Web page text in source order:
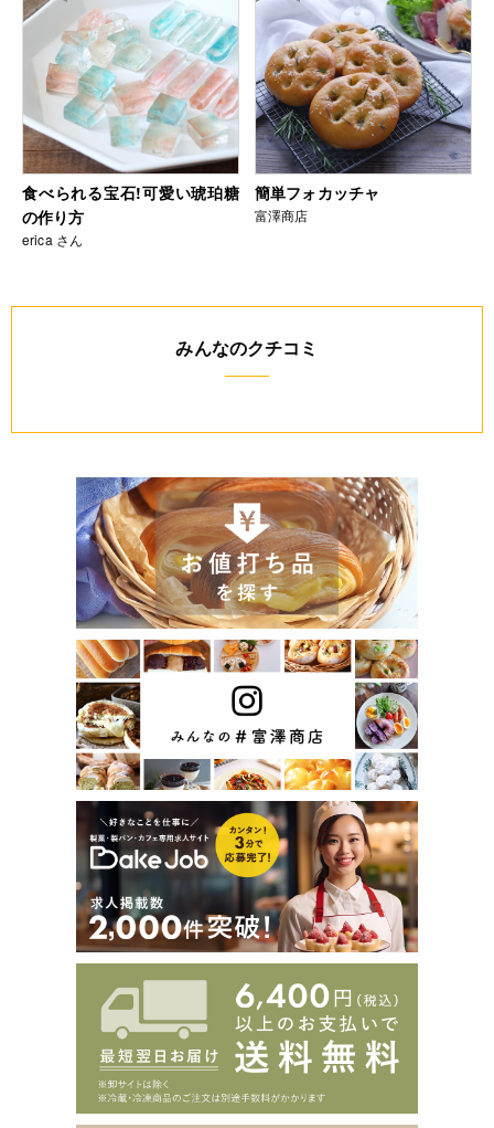
食べられる宝石!可愛い琥珀糖
の作り方
erica さん
簡単フォカッチャ
富澤商店
みんなのクチコミ